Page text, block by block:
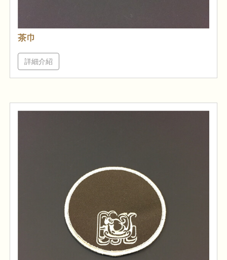
茶巾
詳細介紹